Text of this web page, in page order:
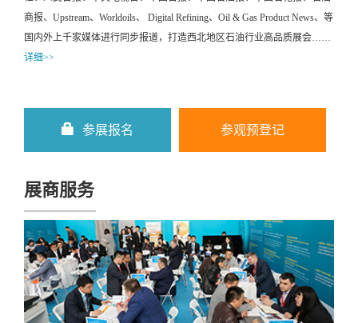
商报、Upstream、Worldoils、 Digital Refining、Oil & Gas Product News、等
国内外上千家媒体进行同步报道，打造西北地区石油行业高品质展会……
详细>>
参展报名 参观预登记
展商服务